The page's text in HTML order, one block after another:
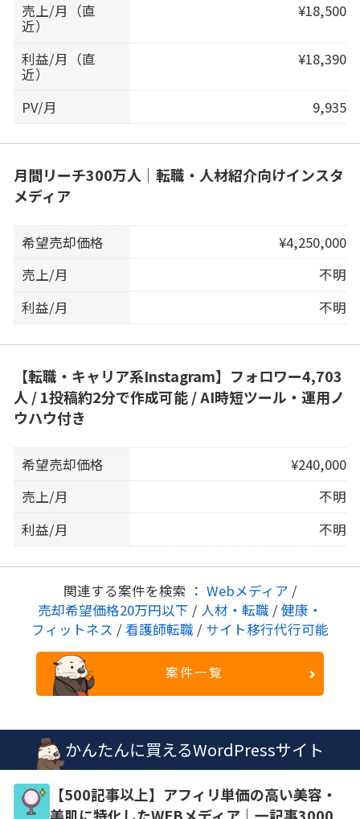
売上/月（直
近）
¥18,500
利益/月（直
近）
¥18,390
PV/月 9,935
月間リーチ300万人｜転職・人材紹介向けインスタ
メディア
希望売却価格
¥4,250,000
売上/月
不明
利益/月
不明
【転職・キャリア系Instagram】フォロワー4,703
人 / 1投稿約2分で作成可能 / AI時短ツール・運用ノ
ウハウ付き
希望売却価格
¥240,000
売上/月
不明
利益/月
不明
関連する案件を検索 ： Webメディア /
売却希望価格20万円以下 / 人材・転職 / 健康・
フィットネス / 看護師転職 / サイト移行代行可能
案件一覧
かんたんに買えるWordPressサイト
【500記事以上】アフィリ単価の高い美容・
美肌に特化したWEBメディア｜一記事3000